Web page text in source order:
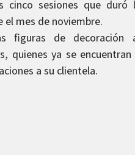
cinco sesiones que duró
el mes de noviembre.
figuras de decoración
quienes ya se
a su clientela.